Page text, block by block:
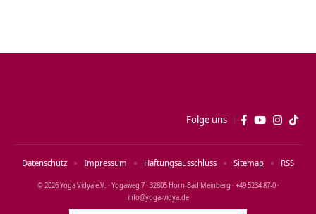
Folge uns
© 2026 Yoga Vidya e.V. · Yogaweg 7 · 32805 Horn‑Bad Meinberg · +49 5234 87‑0 ·
info@yoga‑vidya.de
Datenschutz Impressum Haftungsausschluss Sitemap RSS